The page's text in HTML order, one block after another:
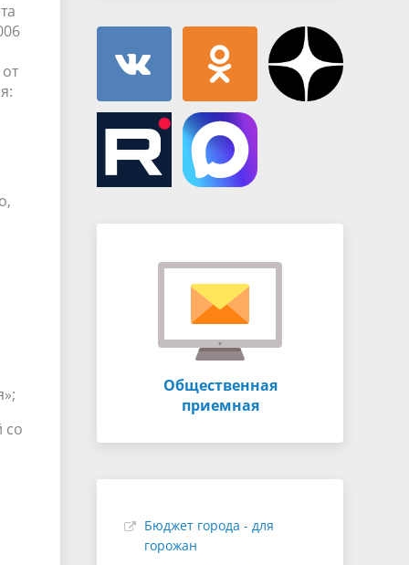
со
Общественная
приемная
Бюджет города - для
горожан